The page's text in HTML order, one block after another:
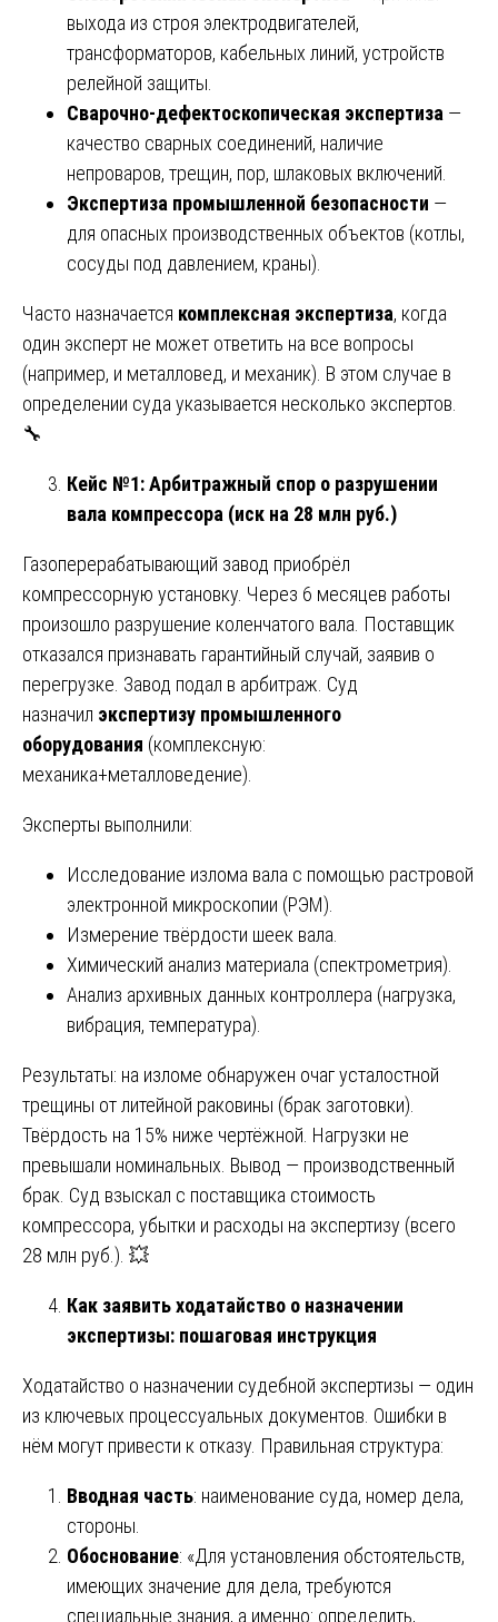
выхода из строя электродвигателей,
трансформаторов, кабельных линий, устройств
релейной защиты.
Сварочно-дефектоскопическая экспертиза —
качество сварных соединений, наличие
непроваров, трещин, пор, шлаковых включений.
Экспертиза промышленной безопасности —
для опасных производственных объектов (котлы,
сосуды под давлением, краны).
Часто назначается комплексная экспертиза, когда
один эксперт не может ответить на все вопросы
(например, и металловед, и механик). В этом случае в
определении суда указывается несколько экспертов.
🔧
Кейс №1: Арбитражный спор о разрушении
вала компрессора (иск на 28 млн руб.)
Газоперерабатывающий завод приобрёл
компрессорную установку. Через 6 месяцев работы
произошло разрушение коленчатого вала. Поставщик
отказался признавать гарантийный случай, заявив о
перегрузке. Завод подал в арбитраж. Суд
назначил экспертизу промышленного
оборудования (комплексную:
механика+металловедение).
Эксперты выполнили:
Исследование излома вала с помощью растровой
электронной микроскопии (РЭМ).
Измерение твёрдости шеек вала.
Химический анализ материала (спектрометрия).
Анализ архивных данных контроллера (нагрузка,
вибрация, температура).
Результаты: на изломе обнаружен очаг усталостной
трещины от литейной раковины (брак заготовки).
Твёрдость на 15% ниже чертёжной. Нагрузки не
превышали номинальных. Вывод — производственный
брак. Суд взыскал с поставщика стоимость
компрессора, убытки и расходы на экспертизу (всего
28 млн руб.). 💥
Как заявить ходатайство о назначении
экспертизы: пошаговая инструкция
Ходатайство о назначении судебной экспертизы — один
из ключевых процессуальных документов. Ошибки в
нём могут привести к отказу. Правильная структура:
Вводная часть: наименование суда, номер дела,
стороны.
Обоснование: «Для установления обстоятельств,
имеющих значение для дела, требуются
специальные знания, а именно: определить,